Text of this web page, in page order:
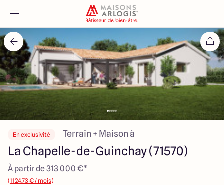
Accueil
Nos maisons
Nos annonces
Votre projet
Qui sommes-nous
En exclusivité Terrain + Maison à
La Chapelle-de-Guinchay (71570)
À partir de 313 000 €*
(1124.73 € / mois)